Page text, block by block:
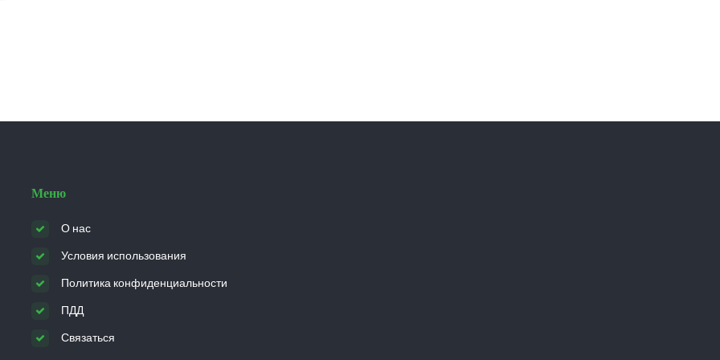
Меню
О нас
Условия использования
Политика конфиденциальности
ПДД
Связаться